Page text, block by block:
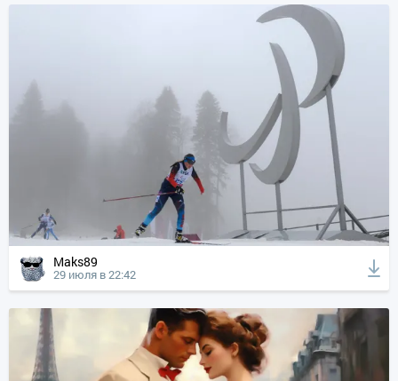
Maks89
29 июля в 22:42